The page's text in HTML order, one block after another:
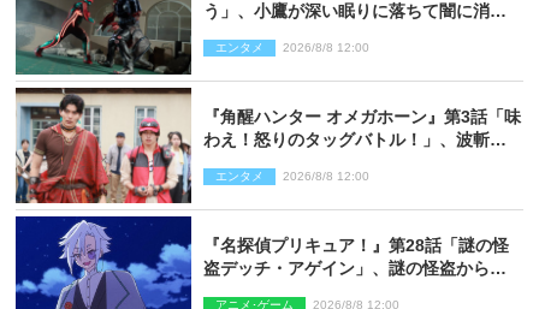
う」、小鷹が深い眠りに落ちて闇に消え
エンタメ 2026/8/8 12:00
『角醒ハンター オメガホーン』第3話「味
わえ！怒りのタッグバトル！」、波斬の
エンタメ 2026/8/8 12:00
『名探偵プリキュア！』第28話「謎の怪
盗デッチ・アゲイン」、謎の怪盗から不
アニメ･ゲーム 2026/8/8 12:00